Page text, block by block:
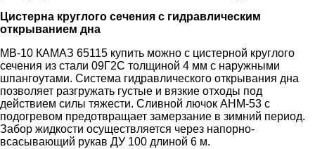
Цистерна круглого сечения с гидравлическим
открыванием дна
МВ-10 КАМАЗ 65115 купить можно с цистерной круглого
сечения из стали 09Г2С толщиной 4 мм с наружными
шпангоутами. Система гидравлического открывания дна
позволяет разгружать густые и вязкие отходы под
действием силы тяжести. Сливной лючок АНМ-53 с
подогревом предотвращает замерзание в зимний период.
Забор жидкости осуществляется через напорно-
всасывающий рукав ДУ 100 длиной 6 м.